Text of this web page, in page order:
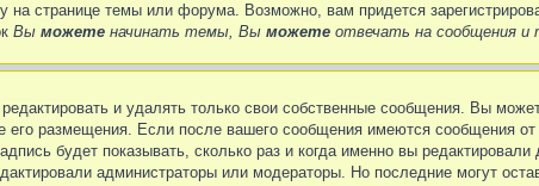
странице темы или форума. Возможно, вам придется
Вы можете начинать темы, Вы можете отвечать на сообщения и
и удалять только свои собственные сообщения. Вы
его размещения. Если после вашего сообщения имеются сообщения
будет показывать, сколько раз и когда именно вы
администраторы или модераторы. Но последние могут